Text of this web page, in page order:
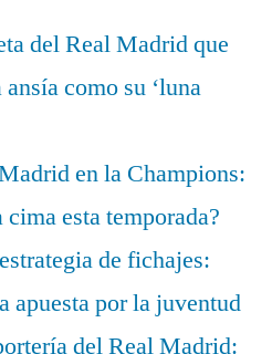
del Real Madrid que
como su ‘luna
en la Champions:
esta temporada?
de fichajes:
apuesta por la juventud
del Real Madrid: